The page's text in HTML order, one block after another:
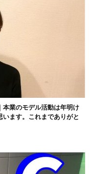
本業のモデル活動は年明け
ます。これまでありがと